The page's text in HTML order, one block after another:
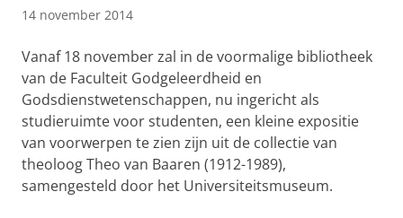
14 november 2014
Vanaf 18 november zal in de voormalige bibliotheek
van de Faculteit Godgeleerdheid en
Godsdienstwetenschappen, nu ingericht als
studieruimte voor studenten, een kleine expositie
van voorwerpen te zien zijn uit de collectie van
theoloog Theo van Baaren (1912-1989),
samengesteld door het Universiteitsmuseum.